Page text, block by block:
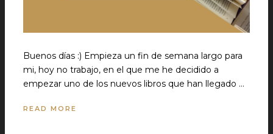
Buenos días :) Empieza un fin de semana largo para
mi, hoy no trabajo, en el que me he decidido a
empezar uno de los nuevos libros que han llegado …
READ MORE